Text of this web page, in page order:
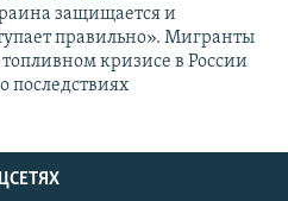
защищается и
правильно». Мигранты
кризисе в России
последствиях